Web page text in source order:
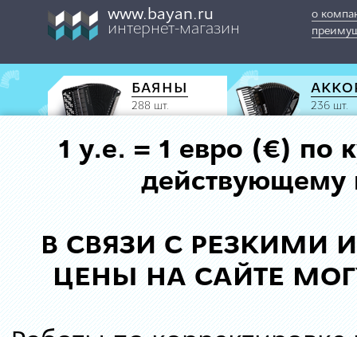
www.bayan.ru
интернет-магазин
о
БАЯНЫ
288 шт. 236 шт.
1 у.е. = 1 евро (€) по
действующему
В СВЯЗИ С РЕЗКИМИ
ЦЕНЫ НА САЙТЕ